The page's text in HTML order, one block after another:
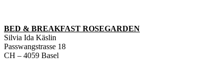
BED & BREAKFAST ROSEGARDEN
Silvia Ida Käslin
Passwangstrasse 18
CH – 4059 Basel